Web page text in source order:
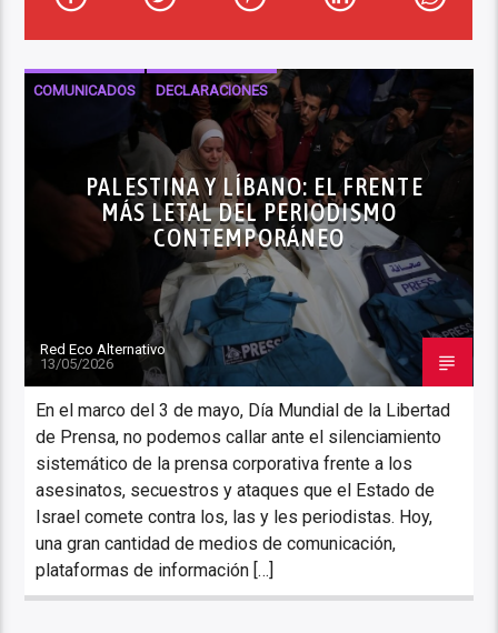
COMUNICADOS DECLARACIONES
DERECHOS HUMANOS INTERNACIONALES
PALESTINA Y LÍBANO: EL FRENTE
MÁS LETAL DEL PERIODISMO
CONTEMPORÁNEO
Red Eco Alternativo
13/05/2026
En el marco del 3 de mayo, Día Mundial de la Libertad
de Prensa, no podemos callar ante el silenciamiento
sistemático de la prensa corporativa frente a los
asesinatos, secuestros y ataques que el Estado de
Israel comete contra los, las y les periodistas. Hoy,
una gran cantidad de medios de comunicación,
plataformas de información […]